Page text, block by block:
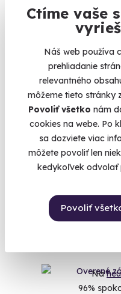
Ctíme vaše
Náš web používa
prehliadanie
relevantného
môžeme tieto stránky
Povoliť všetko nám
cookies na webe. Po
sa dozviete viac
môžete povoliť len
kedykoľvek odvolať
Povoliť
Zobraziť zážitky na
Výročie je výnimočný deň
kolaudácie, treba ho
okrúhle, si zaslúžia
svadba, strieborná
pôsobivá platinová
oddanosť a výdrž oboch
potom odolnosť
každodenných radostiach
Ak hľadáte vhodný darček
darček k výročiu pre
navždy spomínať všetci,
výročiu zúčastnili.
Na
96%